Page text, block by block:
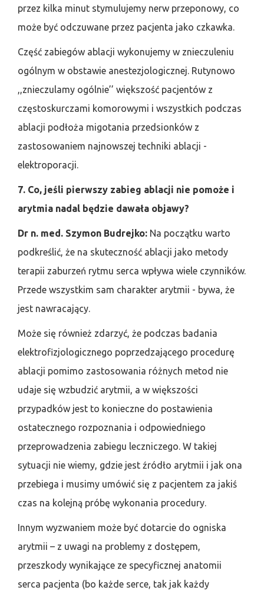
przez kilka minut stymulujemy nerw przeponowy, co
może być odczuwane przez pacjenta jako czkawka.
Część zabiegów ablacji wykonujemy w znieczuleniu
ogólnym w obstawie anestezjologicznej. Rutynowo
,,znieczulamy ogólnie’’ większość pacjentów z
częstoskurczami komorowymi i wszystkich podczas
ablacji podłoża migotania przedsionków z
zastosowaniem najnowszej techniki ablacji -
elektroporacji.
7. Co, jeśli pierwszy zabieg ablacji nie pomoże i
arytmia nadal będzie dawała objawy?
Dr n. med. Szymon Budrejko: Na początku warto
podkreślić, że na skuteczność ablacji jako metody
terapii zaburzeń rytmu serca wpływa wiele czynników.
Przede wszystkim sam charakter arytmii - bywa, że
jest nawracający.
Może się również zdarzyć, że podczas badania
elektrofizjologicznego poprzedzającego procedurę
ablacji pomimo zastosowania różnych metod nie
udaje się wzbudzić arytmii, a w większości
przypadków jest to konieczne do postawienia
ostatecznego rozpoznania i odpowiedniego
przeprowadzenia zabiegu leczniczego. W takiej
sytuacji nie wiemy, gdzie jest źródło arytmii i jak ona
przebiega i musimy umówić się z pacjentem za jakiś
czas na kolejną próbę wykonania procedury.
Innym wyzwaniem może być dotarcie do ogniska
arytmii – z uwagi na problemy z dostępem,
przeszkody wynikające ze specyficznej anatomii
serca pacjenta (bo każde serce, tak jak każdy